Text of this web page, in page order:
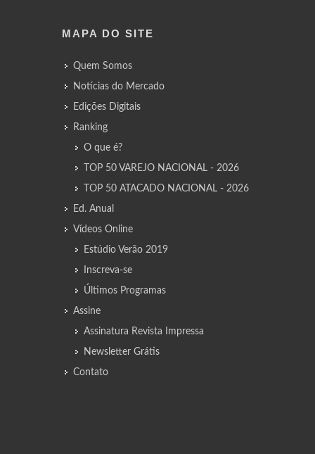
MAPA DO SITE
Quem Somos
Notícias do Mercado
Edições Digitais
Ranking
O que é?
TOP 50 VAREJO NACIONAL - 2026
TOP 50 ATACADO NACIONAL - 2026
Ed. Anual
Vídeos Online
Estúdio Verão 2019
Inscreva-se
Últimos Programas
Assine
Assinatura Revista Impressa
Newsletter Grátis
Contato